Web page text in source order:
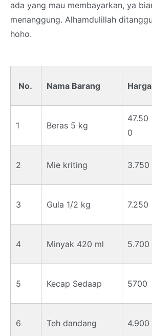
ada yang mau membayarkan, ya
menanggung. Alhamdulillah
hoho.
No. Nama Barang Harga
1 Beras 5 kg
47.50
0
2 Mie kriting 3.750
3 Gula 1/2 kg 7.250
4 Minyak 420 ml 5.700
5 Kecap Sedaap 5700
6 Teh dandang 4.900